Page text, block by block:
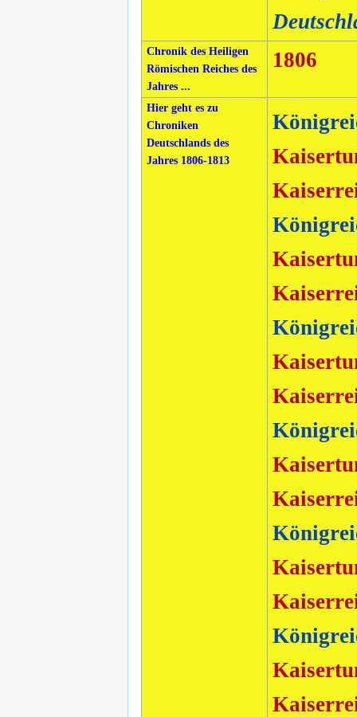
Chronik des Heiligen
Römischen Reiches des
Jahres ...
1806
Hier geht es zu
Chroniken
Deutschlands des
Jahres 1806-1813